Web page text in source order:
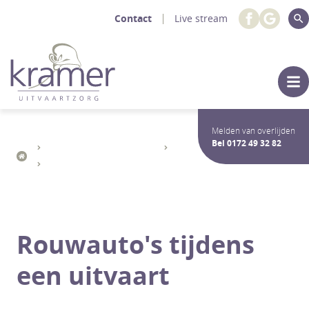
Contact Live stream
Melden van overlijden
Bel 0172 49 32 82
Inspiratie voor een uitvaart
Rouwauto's tijdens
een uitvaart